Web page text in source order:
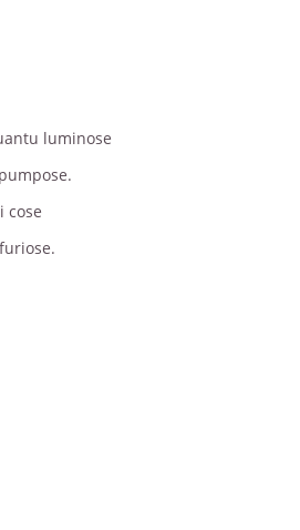
luminose
cose